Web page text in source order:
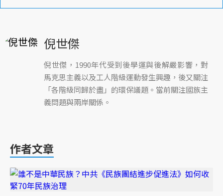
倪世傑
倪世傑，1990年代受到後學運與後解嚴影響，對
馬克思主義以及工人階級運動發生興趣，後又關注
「各階級同歸於盡」的環保議題。當前關注國族主
義問題與兩岸關係。
作者文章